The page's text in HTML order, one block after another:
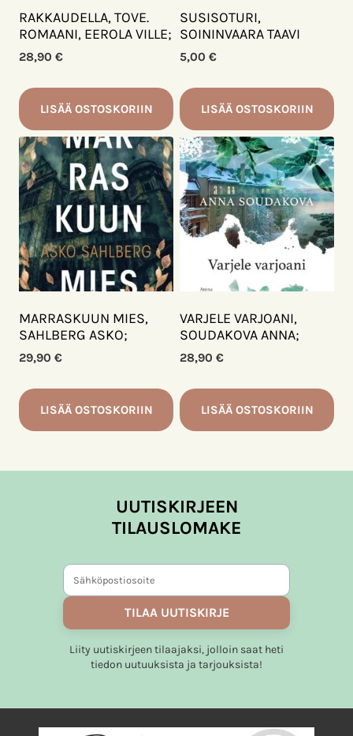
RAKKAUDELLA, TOVE.
ROMAANI, EEROLA VILLE;
28,90 €
LISÄÄ OSTOSKORIIN
SUSISOTURI,
SOININVAARA TAAVI
5,00 €
LISÄÄ OSTOSKORIIN
MARRASKUUN MIES,
SAHLBERG ASKO;
29,90 €
LISÄÄ OSTOSKORIIN
VARJELE VARJOANI,
SOUDAKOVA ANNA;
28,90 €
LISÄÄ OSTOSKORIIN
UUTISKIRJEEN
TILAUSLOMAKE
TILAA UUTISKIRJE
Liity uutiskirjeen tilaajaksi, jolloin saat heti
tiedon uutuuksista ja tarjouksista!